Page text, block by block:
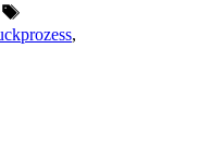
Schlagwörter
,